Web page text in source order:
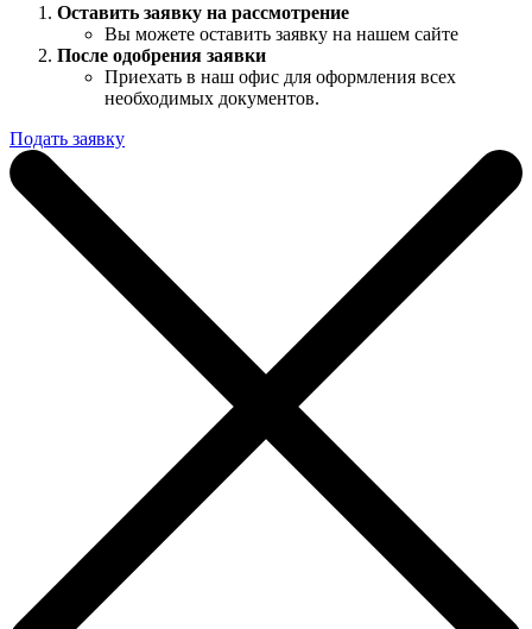
Оставить заявку на рассмотрение
Вы можете оставить заявку на нашем сайте
После одобрения заявки
Приехать в наш офис для оформления всех
необходимых документов.
Подать заявку